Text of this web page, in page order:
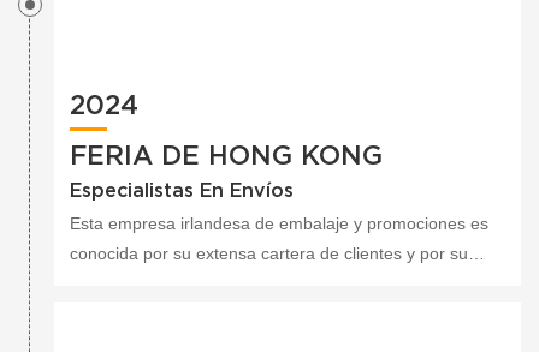
2024
FERIA DE HONG KONG
Especialistas En Envíos
Esta empresa irlandesa de embalaje y promociones es
conocida por su extensa cartera de clientes y por su